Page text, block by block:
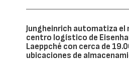
Jungheinrich automatiza el
centro logístico de
Laeppché con cerca de
ubicaciones de